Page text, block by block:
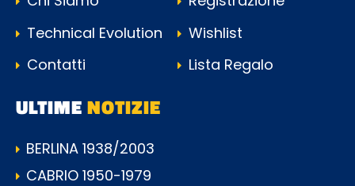
Technical Evolution
Contatti
Wishlist
Lista Regalo
ULTIMENOTIZIE
BERLINA 1938/2003
CABRIO 1950-1979